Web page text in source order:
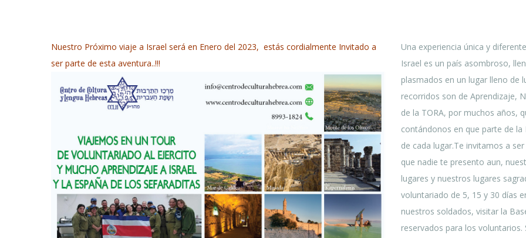
Nuestro Próximo viaje a Israel será en Enero del 2023, estás cordialmente Invitado a
ser parte de esta aventura..!!!
Una experiencia única y
Israel es un país asombroso,
plasmados en un lugar lleno de
recorridos son de Aprendizaje,
de la TORA, por muchos años,
contándonos en que parte de
de cada lugar.Te invitamos a
que nadie te presento aun,
lugares y nuestros lugares
voluntariado de 5, 15 y 30 días
nuestros soldados, visitar la
reservados para los voluntarios.